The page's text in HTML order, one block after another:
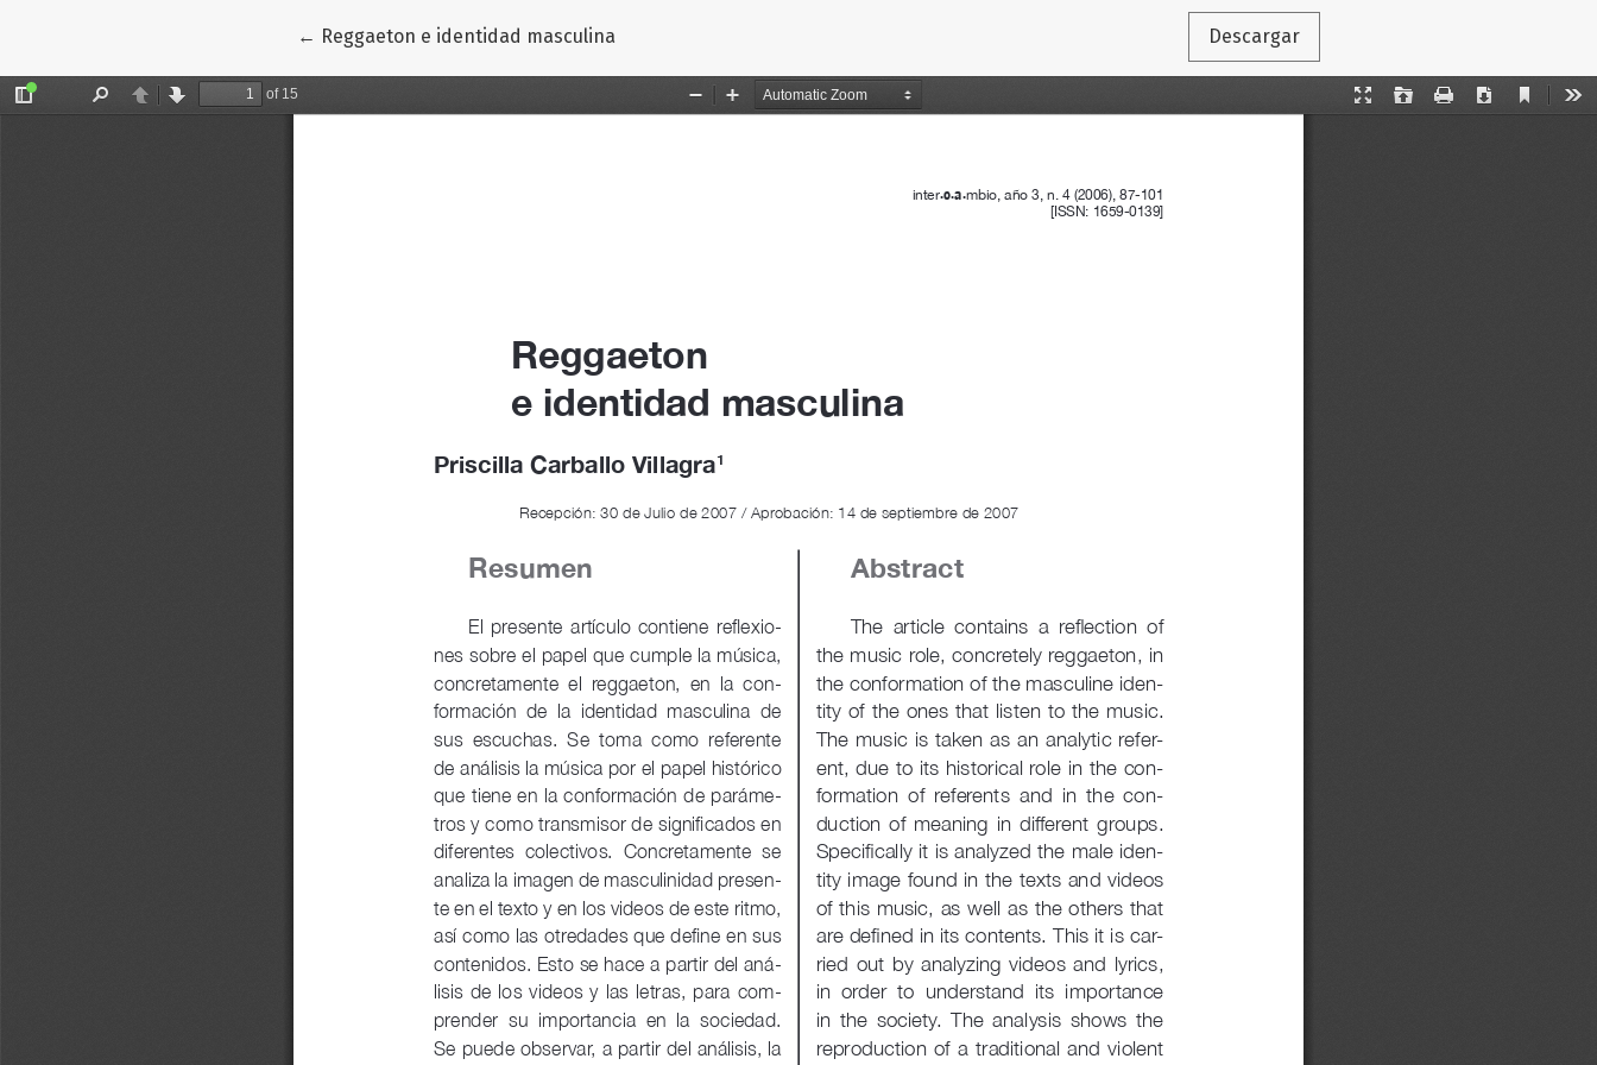
← Volver a los detalles del artículo
Reggaeton e identidad masculina Descargar